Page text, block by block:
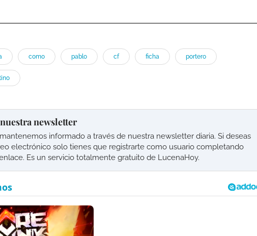
como pablo cf ficha portero
newsletter
informado a través de nuestra newsletter diaria. Si deseas
electrónico solo tienes que registrarte como usuario completando
Es un servicio totalmente gratuito de LucenaHoy.